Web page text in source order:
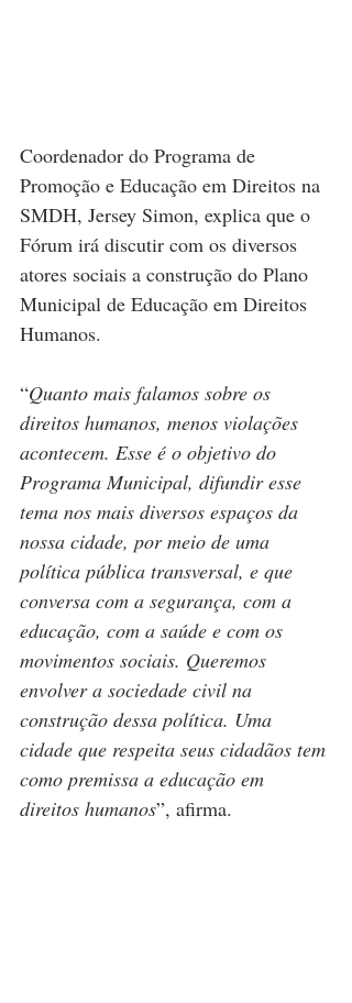
Coordenador do Programa de
Promoção e Educação em Direitos na
SMDH, Jersey Simon, explica que o
Fórum irá discutir com os diversos
atores sociais a construção do Plano
Municipal de Educação em Direitos
Humanos.
“Quanto mais falamos sobre os
direitos humanos, menos violações
acontecem. Esse é o objetivo do
Programa Municipal, difundir esse
tema nos mais diversos espaços da
nossa cidade, por meio de uma
política pública transversal, e que
conversa com a segurança, com a
educação, com a saúde e com os
movimentos sociais. Queremos
envolver a sociedade civil na
construção dessa política. Uma
cidade que respeita seus cidadãos tem
como premissa a educação em
direitos humanos”, afirma.